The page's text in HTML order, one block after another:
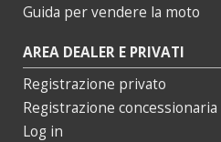
Guida per vendere la moto
AREA DEALER E PRIVATI
Registrazione privato
Registrazione concessionaria
Log in